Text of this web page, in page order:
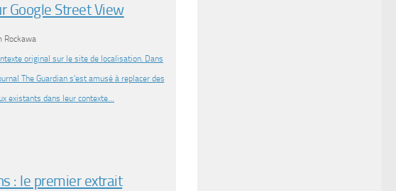
Google Street View
original sur le site de localisation. Dans
The Guardian s’est amusé à replacer des
existants dans leur contexte…
: le premier extrait